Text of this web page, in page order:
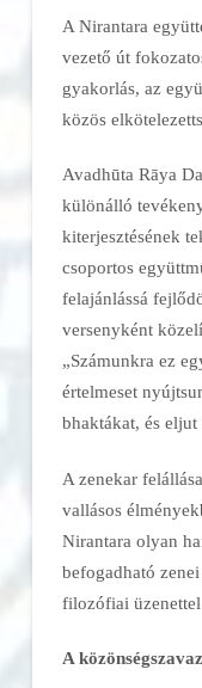
A Nirantara
vezető út
gyakorlás, az
közös
Avadhūta Rāya
különálló
kiterjesztésének
csoportos
felajánlássá
versenyként
„Számunkra ez
értelmeset
bhaktákat, és eljut
A zenekar
vallásos
Nirantara olyan
befogadható
filozófiai
A